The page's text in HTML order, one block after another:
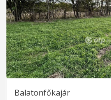
Balatonfőkajár